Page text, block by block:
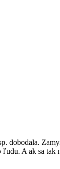
dobodala.
A ak sa tak